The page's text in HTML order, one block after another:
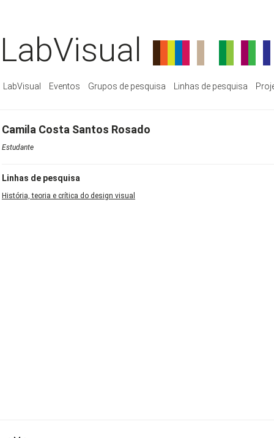
LabVisual
LabVisual Eventos Grupos de pesquisa Linhas de pesquisa
Camila Costa Santos Rosado
Estudante
Linhas de pesquisa
História, teoria e crítica do design visual